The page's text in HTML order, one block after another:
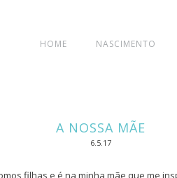
HOME NASCIMENTO
A NOSSA MÃE
6.5.17
filhas e é na minha mãe que me